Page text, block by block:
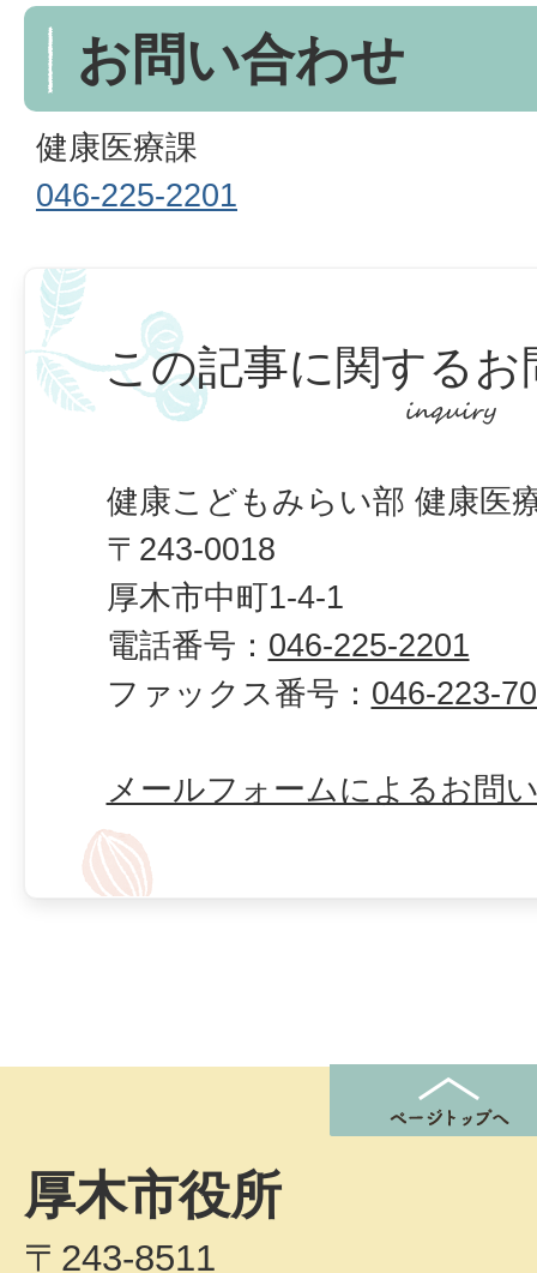
お問い合わせ
健康医療課
046-225-2201
この記事に関するお
健康こどもみらい部 健康医
〒243-0018
厚木市中町1-4-1
電話番号： 046-225-2201
ファックス番号： 046-223-
メールフォームによるお問
厚木市役所
〒243-8511